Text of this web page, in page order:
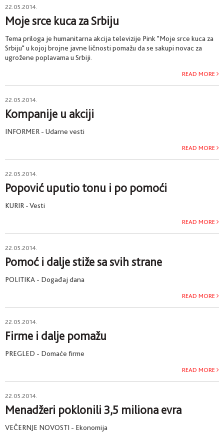
22.05.2014.
Moje srce kuca za Srbiju
Tema priloga je humanitarna akcija televizije Pink "Moje srce kuca za
Srbiju" u kojoj brojne javne ličnosti pomažu da se sakupi novac za
ugrožene poplavama u Srbiji.
READ MORE
22.05.2014.
Kompanije u akciji
INFORMER - Udarne vesti
READ MORE
22.05.2014.
Popović uputio tonu i po pomoći
KURIR - Vesti
READ MORE
22.05.2014.
Pomoć i dalje stiže sa svih strane
POLITIKA - Događaj dana
READ MORE
22.05.2014.
Firme i dalje pomažu
PREGLED - Domaće firme
READ MORE
22.05.2014.
Menadžeri poklonili 3,5 miliona evra
VEČERNJE NOVOSTI - Ekonomija